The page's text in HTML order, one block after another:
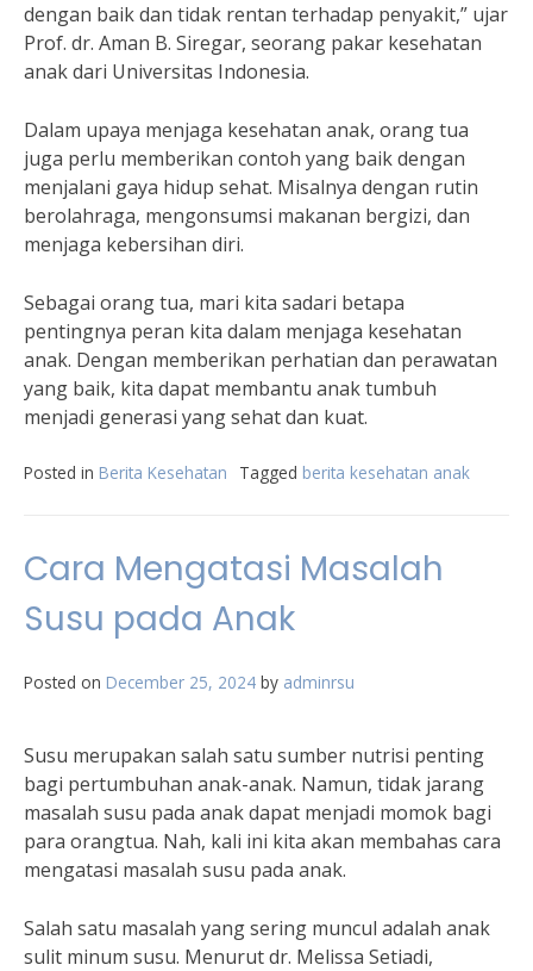
dengan baik dan tidak rentan terhadap penyakit,” ujar
Prof. dr. Aman B. Siregar, seorang pakar kesehatan
anak dari Universitas Indonesia.
Dalam upaya menjaga kesehatan anak, orang tua
juga perlu memberikan contoh yang baik dengan
menjalani gaya hidup sehat. Misalnya dengan rutin
berolahraga, mengonsumsi makanan bergizi, dan
menjaga kebersihan diri.
Sebagai orang tua, mari kita sadari betapa
pentingnya peran kita dalam menjaga kesehatan
anak. Dengan memberikan perhatian dan perawatan
yang baik, kita dapat membantu anak tumbuh
menjadi generasi yang sehat dan kuat.
Posted in Berita Kesehatan Tagged berita kesehatan anak
Cara Mengatasi Masalah
Susu pada Anak
Posted on December 25, 2024 by adminrsu
Susu merupakan salah satu sumber nutrisi penting
bagi pertumbuhan anak-anak. Namun, tidak jarang
masalah susu pada anak dapat menjadi momok bagi
para orangtua. Nah, kali ini kita akan membahas cara
mengatasi masalah susu pada anak.
Salah satu masalah yang sering muncul adalah anak
sulit minum susu. Menurut dr. Melissa Setiadi,